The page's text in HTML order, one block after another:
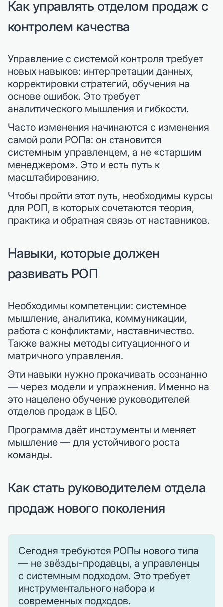
Как управлять отделом продаж с
контролем качества
Управление с системой контроля требует
новых навыков: интерпретации данных,
корректировки стратегий, обучения на
основе ошибок. Это требует
аналитического мышления и гибкости.
Часто изменения начинаются с изменения
самой роли РОПа: он становится
системным управленцем, а не «старшим
менеджером». Это и есть путь к
масштабированию.
Чтобы пройти этот путь, необходимы курсы
для РОП, в которых сочетаются теория,
практика и обратная связь от наставников.
Навыки, которые должен
развивать РОП
Необходимы компетенции: системное
мышление, аналитика, коммуникации,
работа с конфликтами, наставничество.
Также важны методы ситуационного и
матричного управления.
Эти навыки нужно прокачивать осознанно
— через модели и упражнения. Именно на
это нацелено обучение руководителей
отделов продаж в ЦБО.
Программа даёт инструменты и меняет
мышление — для устойчивого роста
команды.
Как стать руководителем отдела
продаж нового поколения
Сегодня требуются РОПы нового типа
— не звёзды-продавцы, а управленцы
с системным подходом. Это требует
инструментального набора и
современных подходов.